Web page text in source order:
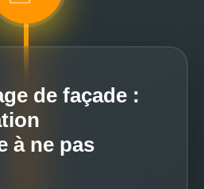
de façade :
à ne pas